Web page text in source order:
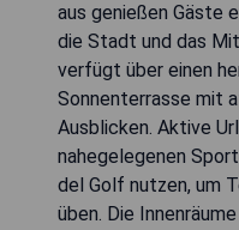
aus genießen Gäste
die Stadt und das
verfügt über einen
Sonnenterrasse mit
Ausblicken. Aktive
nahegelegenen
del Golf nutzen, um
üben. Die